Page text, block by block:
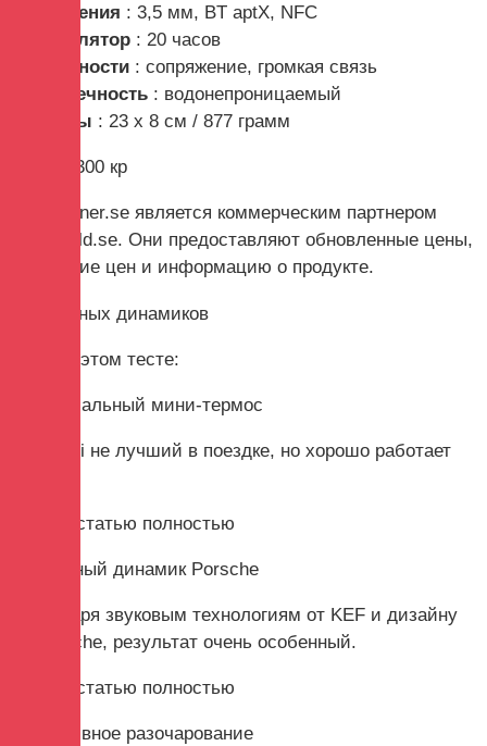
Соединения : 3,5 мм, BT aptX, NFC
Аккумулятор : 20 часов
Особенности : сопряжение, громкая связь
Долговечность : водонепроницаемый
Размеры : 23 х 8 см / 877 грамм
Цена: 3300 кр
Pricerunner.se является коммерческим партнером
lydochbild.se. Они предоставляют обновленные цены,
сравнение цен и информацию о продукте.
6 дорожных динамиков
Также в этом тесте:
Универсальный мини-термос
Zipp Mini не лучший в поездке, но хорошо работает
Читать статью полностью
Роскошный динамик Porsche
Благодаря звуковым технологиям от KEF и дизайну
от Porsche, результат очень особенный.
Читать статью полностью
Портативное разочарование